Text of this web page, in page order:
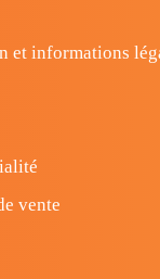
et informations
vente